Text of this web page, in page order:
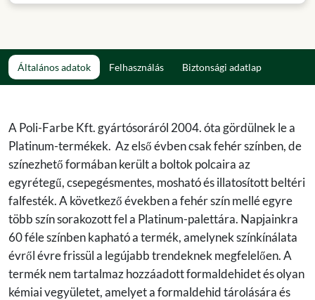
Általános adatok Felhasználás Biztonsági adatlap
A Poli-Farbe Kft. gyártósoráról 2004. óta gördülnek le a
Platinum-termékek. Az első évben csak fehér színben, de
színezhető formában került a boltok polcaira az
egyrétegű, csepegésmentes, mosható és illatosított beltéri
falfesték. A következő években a fehér szín mellé egyre
több szín sorakozott fel a Platinum-palettára. Napjainkra
60 féle színben kapható a termék, amelynek színkínálata
évről évre frissül a legújabb trendeknek megfelelően. A
termék nem tartalmaz hozzáadott formaldehidet és olyan
kémiai vegyületet, amelyet a formaldehid tárolására és